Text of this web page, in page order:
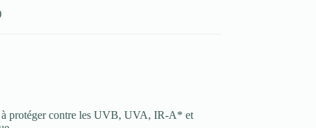
à protéger contre les UVB, UVA, IR-A* et